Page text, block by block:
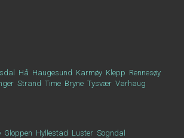
Hå Haugesund Karmøy Klepp Rennesøy
Strand Time Bryne Tysvær Varhaug
Gloppen Hyllestad Luster Sogndal